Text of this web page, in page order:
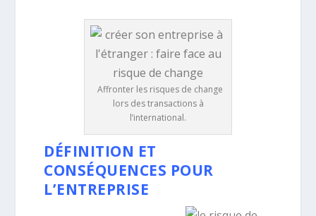
Affronter les risques de change
lors des transactions à
l’international.
DÉFINITION ET
CONSÉQUENCES POUR
L’ENTREPRISE